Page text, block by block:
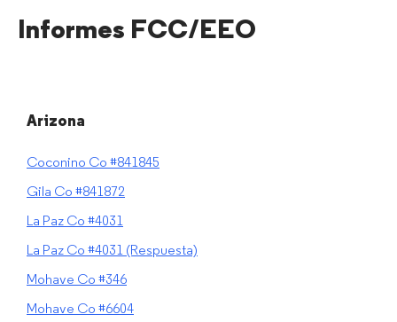
Informes FCC/EEO
Arizona
Coconino Co #841845
Gila Co #841872
La Paz Co #4031
La Paz Co #4031 (Respuesta)
Mohave Co #346
Mohave Co #6604